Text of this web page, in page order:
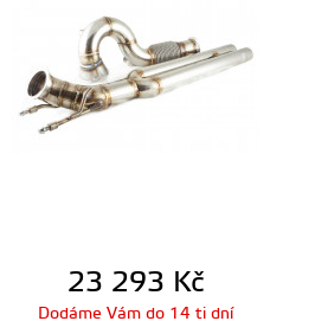
23 293 Kč
Dodáme Vám do 14 ti dní